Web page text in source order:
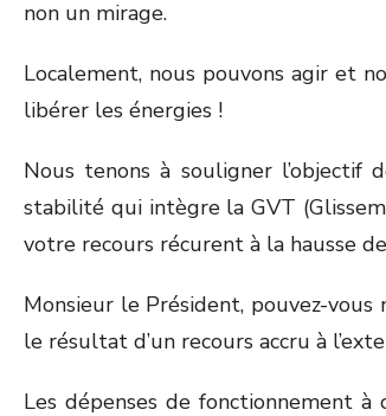
non un mirage.
Localement, nous pouvons agir et
libérer les énergies !
Nous tenons à souligner l’objectif
stabilité qui intègre la GVT
votre recours récurent à la hausse
Monsieur le Président, pouvez-
le résultat d’un recours accru à
Les dépenses de fonctionnement